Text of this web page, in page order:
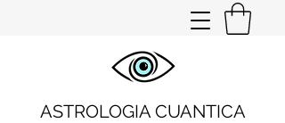
ASTROLOGIA CUANTICA